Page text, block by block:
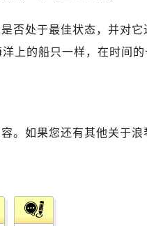
否处于最佳状态，并对
上的船只一样，在时间
。如果您还有其他关于